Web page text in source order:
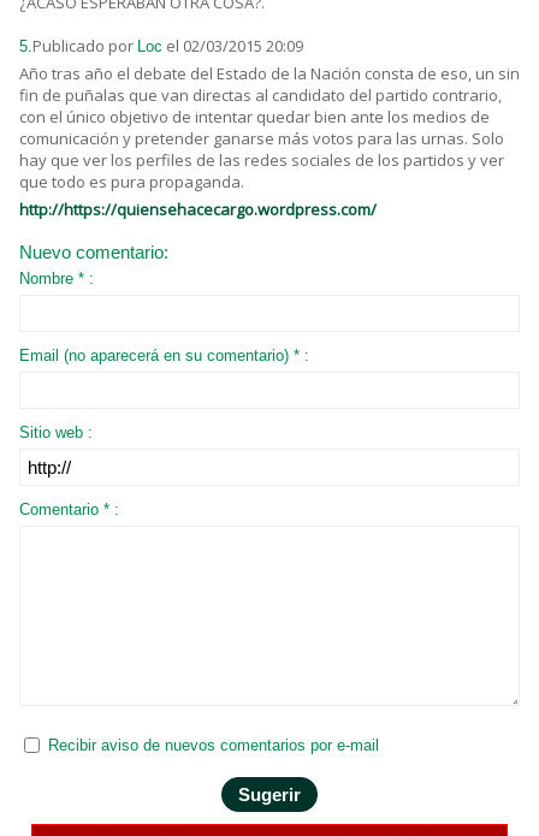
5. Publicado por Loc el 02/03/2015 20:09
Año tras año el debate del Estado de la Nación consta de eso, un sin
fin de puñalas que van directas al candidato del partido contrario,
con el único objetivo de intentar quedar bien ante los medios de
comunicación y pretender ganarse más votos para las urnas. Solo
hay que ver los perfiles de las redes sociales de los partidos y ver
que todo es pura propaganda.
http://https://quiensehacecargo.wordpress.com/
Nuevo comentario:
Nombre * :
Email (no aparecerá en su comentario) * :
Sitio web :
Comentario * :
Recibir aviso de nuevos comentarios por e-mail